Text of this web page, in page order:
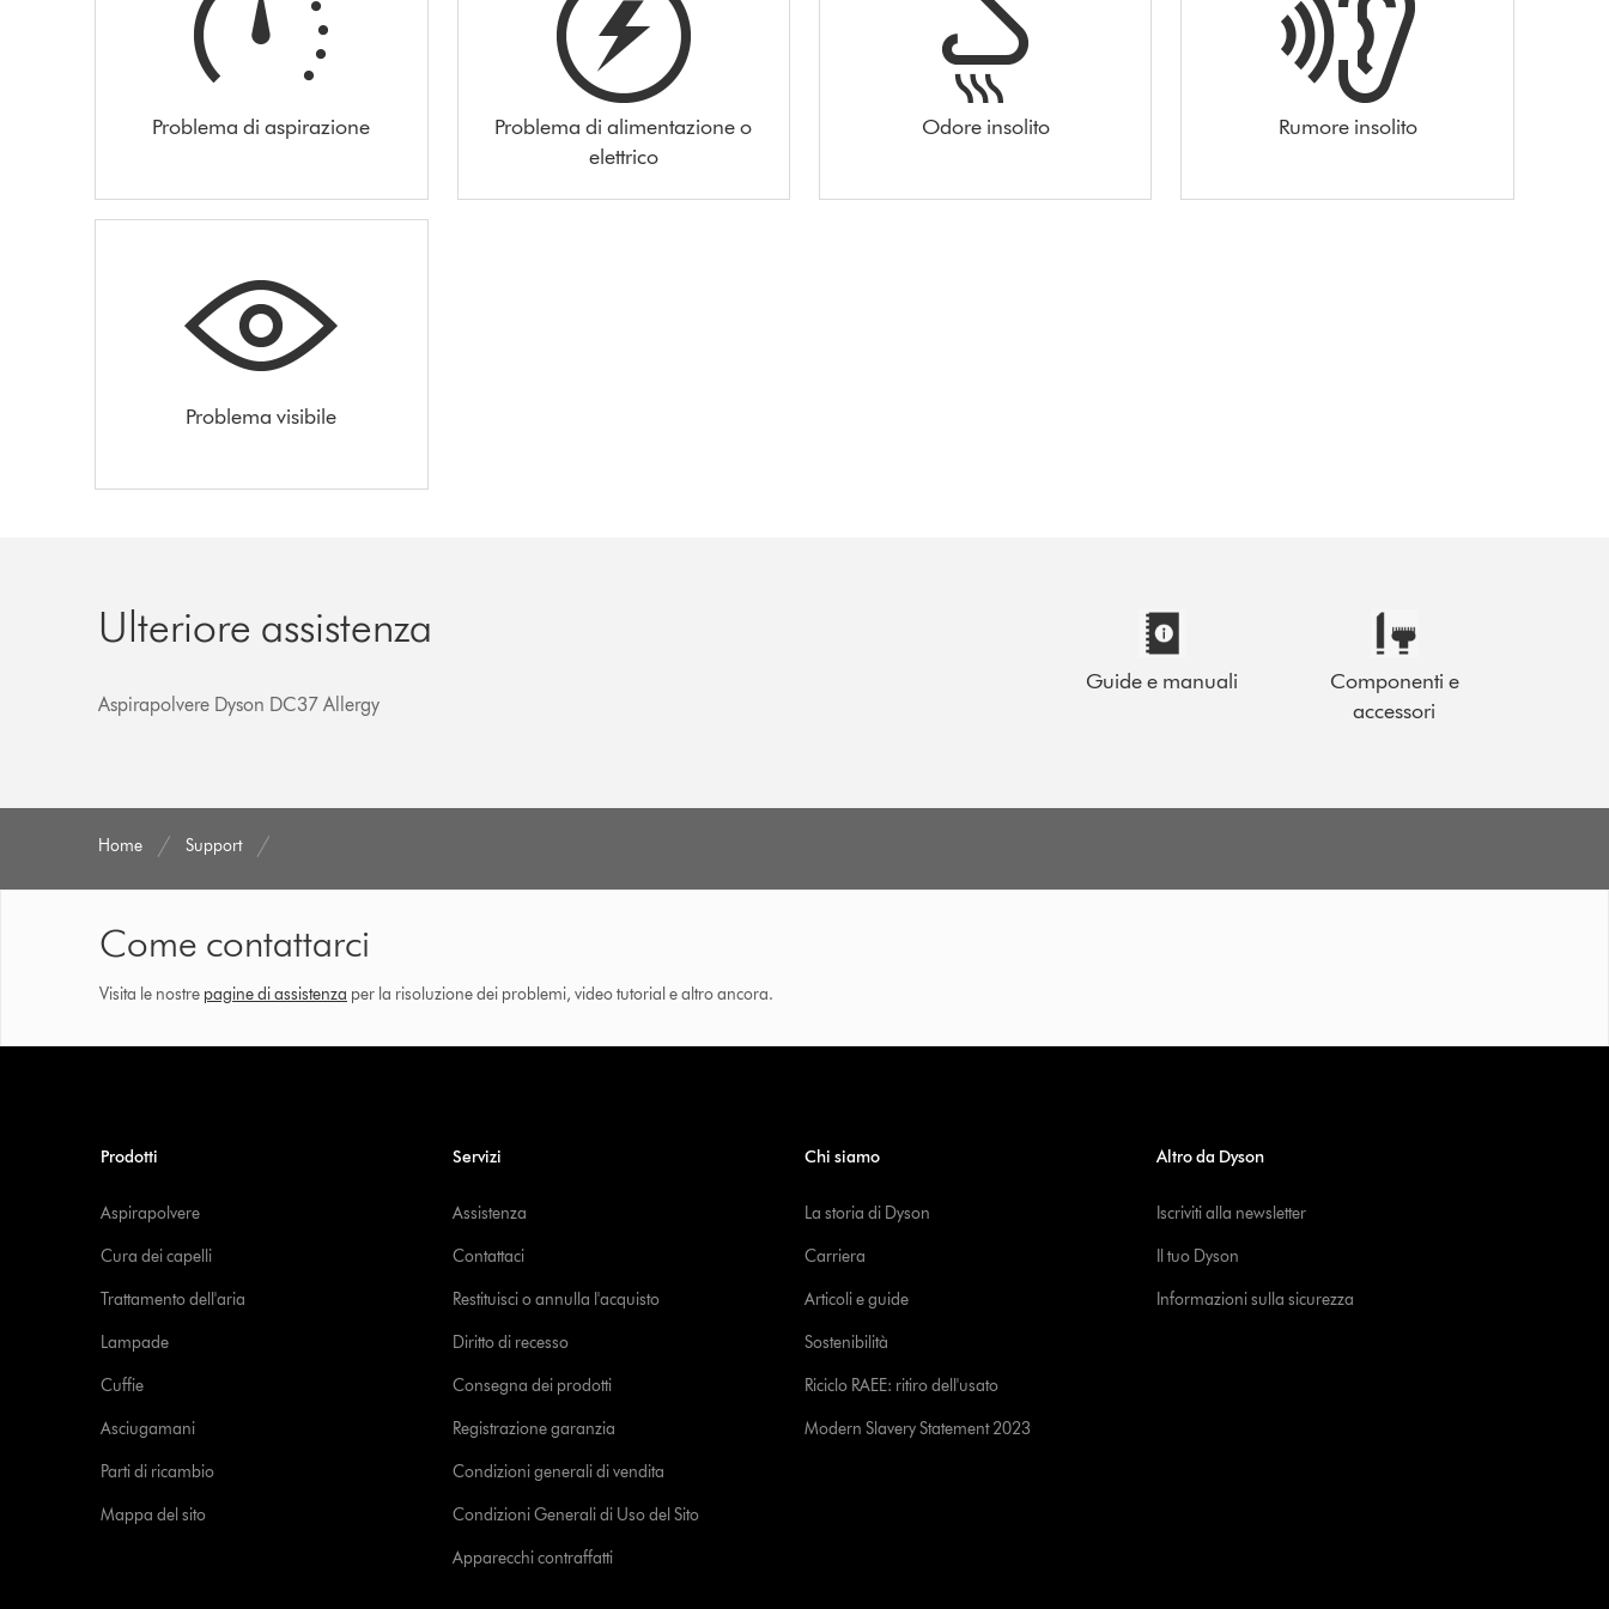
Problema di aspirazione
Problema di alimentazione o
elettrico
Odore insolito Rumore insolito
Problema visibile
Ulteriore assistenza
Aspirapolvere Dyson DC37 Allergy
Guide e manuali
Componenti e
accessori
Home Support
Come contattarci
Visita le nostre pagine di assistenza per la risoluzione dei problemi, video tutorial e altro ancora.
Prodotti
Aspirapolvere
Cura dei capelli
Trattamento dell'aria
Lampade
Cuffie
Asciugamani
Parti di ricambio
Mappa del sito
Servizi
Assistenza
Contattaci
Restituisci o annulla l'acquisto
Diritto di recesso
Consegna dei prodotti
Registrazione garanzia
Condizioni generali di vendita
Condizioni Generali di Uso del Sito
Apparecchi contraffatti
Chi siamo
La storia di Dyson
Carriera
Articoli e guide
Sostenibilità
Riciclo RAEE: ritiro dell'usato
Modern Slavery Statement 2023
Altro da Dyson
Iscriviti alla newsletter
Il tuo Dyson
Informazioni sulla sicurezza